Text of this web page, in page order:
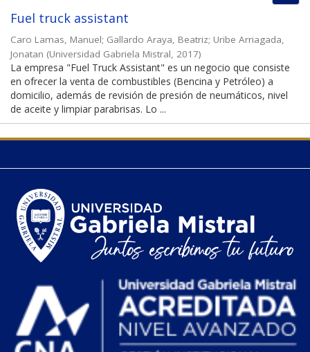
Fuel truck assistant
Caro Lamas, Manuel; Gallardo Araya, Beatriz; Uribe Arriagada,
Jonatan (Universidad Gabriela Mistral, 2017)
La empresa "Fuel Truck Assistant" es un negocio que consiste
en ofrecer la venta de combustibles (Bencina y Petróleo) a
domicilio, además de revisión de presión de neumáticos, nivel
de aceite y limpiar parabrisas. Lo ...